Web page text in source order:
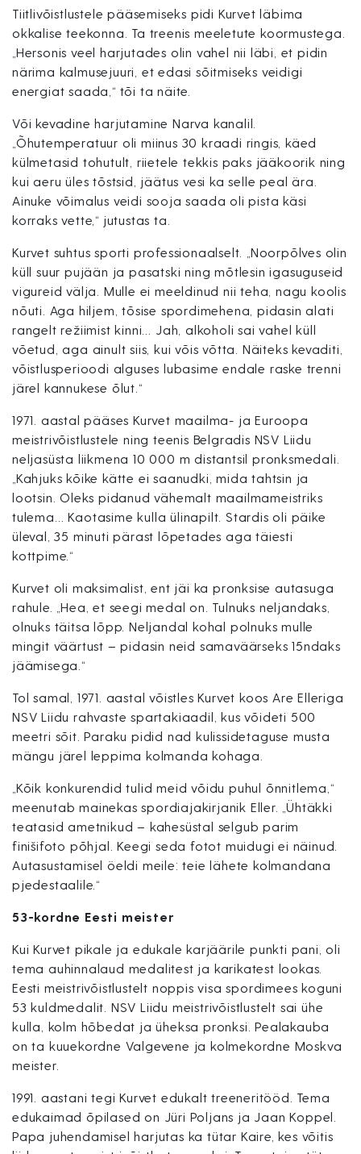
Tiitlivõistlustele pääsemiseks pidi Kurvet läbima
okkalise teekonna. Ta treenis meeletute koormustega.
„Hersonis veel harjutades olin vahel nii läbi, et pidin
närima kalmusejuuri, et edasi sõitmiseks veidigi
energiat saada,“ tõi ta näite.
Või kevadine harjutamine Narva kanalil.
„Õhutemperatuur oli miinus 30 kraadi ringis, käed
külmetasid tohutult, riietele tekkis paks jääkoorik ning
kui aeru üles tõstsid, jäätus vesi ka selle peal ära.
Ainuke võimalus veidi sooja saada oli pista käsi
korraks vette,“ jutustas ta.
Kurvet suhtus sporti professionaalselt. „Noorpõlves olin
küll suur pujään ja pasatski ning mõtlesin igasuguseid
vigureid välja. Mulle ei meeldinud nii teha, nagu koolis
nõuti. Aga hiljem, tõsise spordimehena, pidasin alati
rangelt režiimist kinni… Jah, alkoholi sai vahel küll
võetud, aga ainult siis, kui võis võtta. Näiteks kevaditi,
võistlusperioodi alguses lubasime endale raske trenni
järel kannukese õlut.“
1971. aastal pääses Kurvet maailma- ja Euroopa
meistrivõistlustele ning teenis Belgradis NSV Liidu
neljasüsta liikmena 10 000 m distantsil pronksmedali.
„Kahjuks kõike kätte ei saanudki, mida tahtsin ja
lootsin. Oleks pidanud vähemalt maailmameistriks
tulema… Kaotasime kulla ülinapilt. Stardis oli päike
üleval, 35 minuti pärast lõpetades aga täiesti
kottpime.“
Kurvet oli maksimalist, ent jäi ka pronksise autasuga
rahule. „Hea, et seegi medal on. Tulnuks neljandaks,
olnuks täitsa lõpp. Neljandal kohal polnuks mulle
mingit väärtust – pidasin neid samaväärseks 15ndaks
jäämisega.“
Tol samal, 1971. aastal võistles Kurvet koos Are Elleriga
NSV Liidu rahvaste spartakiaadil, kus võideti 500
meetri sõit. Paraku pidid nad kulissidetaguse musta
mängu järel leppima kolmanda kohaga.
„Kõik konkurendid tulid meid võidu puhul õnnitlema,“
meenutab mainekas spordiajakirjanik Eller. „Ühtäkki
teatasid ametnikud – kahesüstal selgub parim
finišifoto põhjal. Keegi seda fotot muidugi ei näinud.
Autasustamisel öeldi meile: teie lähete kolmandana
pjedestaalile.“
53-kordne Eesti meister
Kui Kurvet pikale ja edukale karjäärile punkti pani, oli
tema auhinnalaud medalitest ja karikatest lookas.
Eesti meistrivõistlustelt noppis visa spordimees koguni
53 kuldmedalit. NSV Liidu meistrivõistlustelt sai ühe
kulla, kolm hõbedat ja üheksa pronksi. Pealakauba
on ta kuuekordne Valgevene ja kolmekordne Moskva
meister.
1991. aastani tegi Kurvet edukalt treeneritööd. Tema
edukaimad õpilased on Jüri Poljans ja Jaan Koppel.
Papa juhendamisel harjutas ka tütar Kaire, kes võitis